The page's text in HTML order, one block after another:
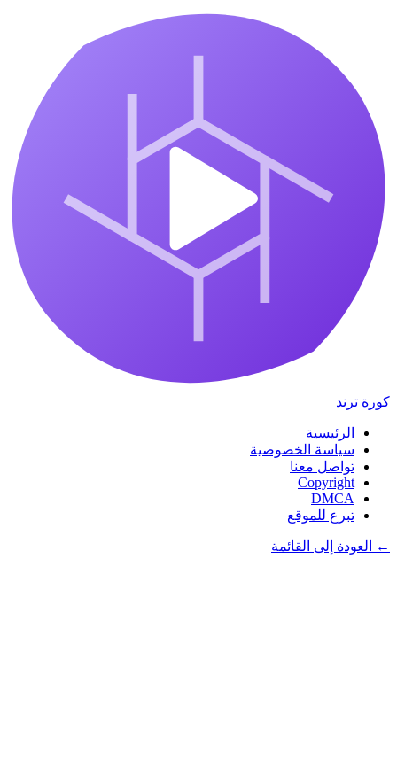
كورة ترند
الرئيسية
سياسة الخصوصية
تواصل معنا
Copyright
DMCA
تبرع للموقع
← العودة إلى القائمة